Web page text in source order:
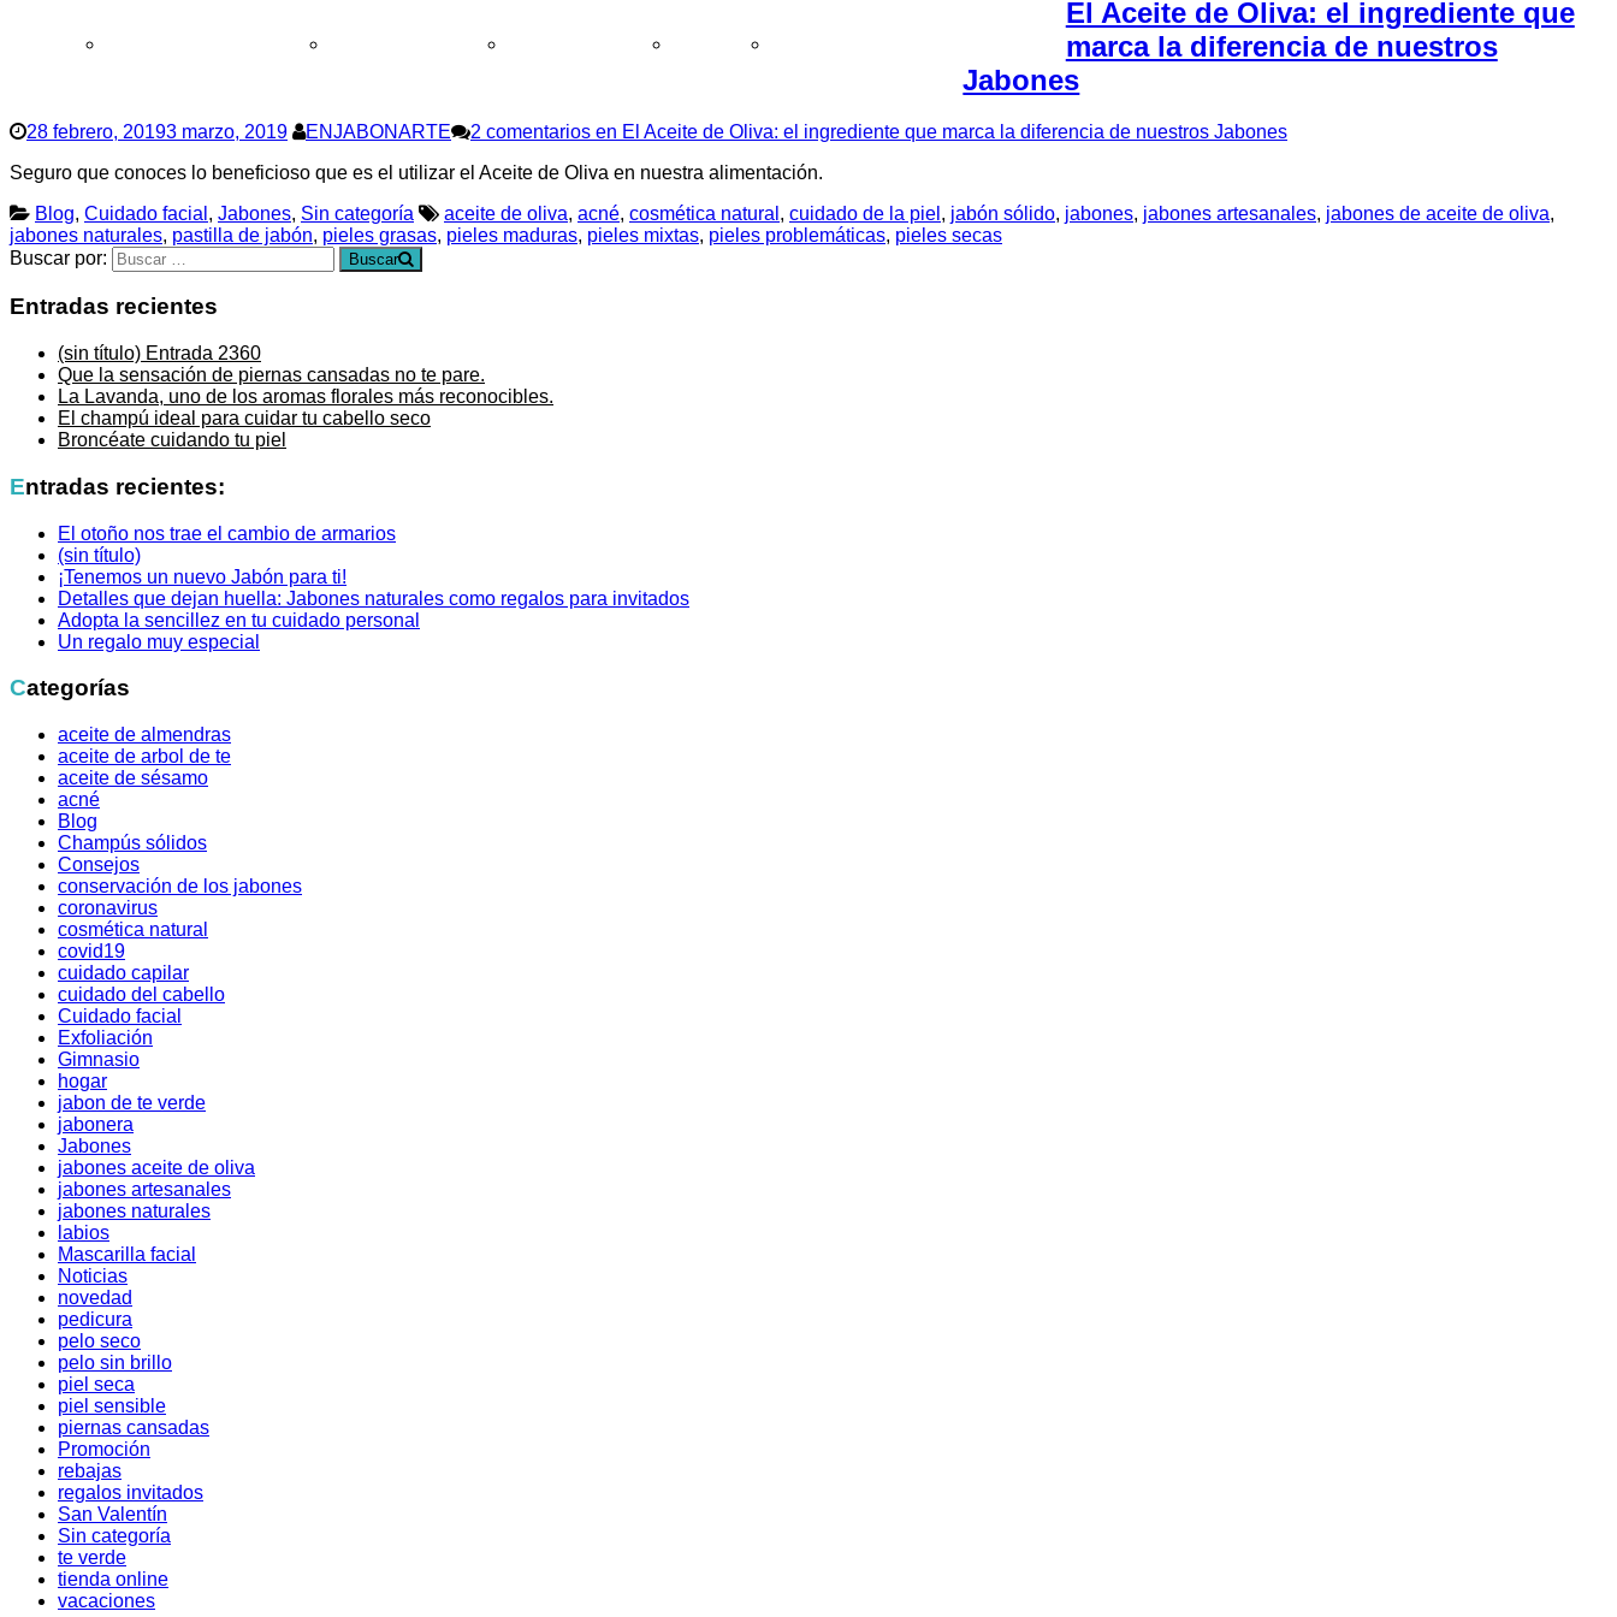
El Aceite de Oliva: el ingrediente que
marca la diferencia de nuestros
Jabones
28 febrero, 20193 marzo, 2019 ENJABONARTE 2 comentarios en El Aceite de Oliva: el ingrediente que marca la diferencia de nuestros Jabones
Seguro que conoces lo beneficioso que es el utilizar el Aceite de Oliva en nuestra alimentación.
Blog, Cuidado facial , Jabones, Sin categoría aceite de oliva, acné, cosmética natural , cuidado de la piel , jabón sólido, jabones, jabones artesanales, jabones de aceite de oliva,
jabones naturales, pastilla de jabón, pieles grasas, pieles maduras, pieles mixtas, pieles problemáticas, pieles secas
Buscar por:
Buscar
Entradas recientes
(sin título) Entrada 2360
Que la sensación de piernas cansadas no te pare.
La Lavanda, uno de los aromas florales más reconocibles.
El champú ideal para cuidar tu cabello seco
Broncéate cuidando tu piel
Entradas recientes:
El otoño nos trae el cambio de armarios
(sin título)
¡Tenemos un nuevo Jabón para ti!
Detalles que dejan huella: Jabones naturales como regalos para invitados
Adopta la sencillez en tu cuidado personal
Un regalo muy especial
Categorías
aceite de almendras
aceite de arbol de te
aceite de sésamo
acné
Blog
Champús sólidos
Consejos
conservación de los jabones
coronavirus
cosmética natural
covid19
cuidado capilar
cuidado del cabello
Cuidado facial
Exfoliación
Gimnasio
hogar
jabon de te verde
jabonera
Jabones
jabones aceite de oliva
jabones artesanales
jabones naturales
labios
Mascarilla facial
Noticias
novedad
pedicura
pelo seco
pelo sin brillo
piel seca
piel sensible
piernas cansadas
Promoción
rebajas
regalos invitados
San Valentín
Sin categoría
te verde
tienda online
vacaciones